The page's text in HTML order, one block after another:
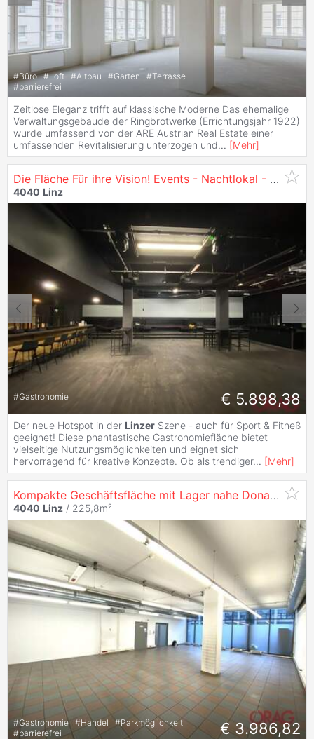
#Büro #Loft #Altbau #Garten #Terrasse
#barrierefrei
Zeitlose Eleganz trifft auf klassische Moderne Das ehemalige
Verwaltungsgebäude der Ringbrotwerke (Errichtungsjahr 1922)
wurde umfassend von der ARE Austrian Real Estate einer
umfassenden Revitalisierung unterzogen und... [Mehr]
Die Fläche Für ihre Vision! Events - Nachtlokal - Gastronomie - Club - zu Mieten in
4040 Linz
#Gastronomie € 5.898,38
Der neue Hotspot in der Linzer Szene - auch für Sport & Fitneß
geeignet! Diese phantastische Gastronomiefläche bietet
vielseitige Nutzungsmöglichkeiten und eignet sich
hervorragend für kreative Konzepte. Ob als trendiger... [Mehr]
Kompakte Geschäftsfläche mit Lager nahe Donau zu mieten - in
4040 Linz / 225,8m²
#Gastronomie #Handel #Parkmöglichkeit
#barrierefrei € 3.986,82